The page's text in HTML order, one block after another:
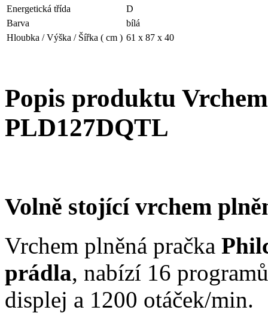
Energetická třída
D
Barva
bílá
Hloubka / Výška / Šířka ( cm ) 61 x 87 x 40
Popis produktu
PLD127DQTL
Volně stojící vrchem
Vrchem plněná pračka
prádla, nabízí 16
displej a 1200 otáček/min.